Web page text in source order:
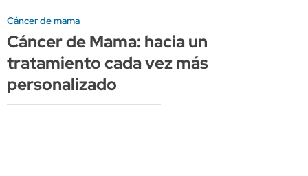
Cáncer de mama
Cáncer de Mama: hacia un
tratamiento cada vez más
personalizado